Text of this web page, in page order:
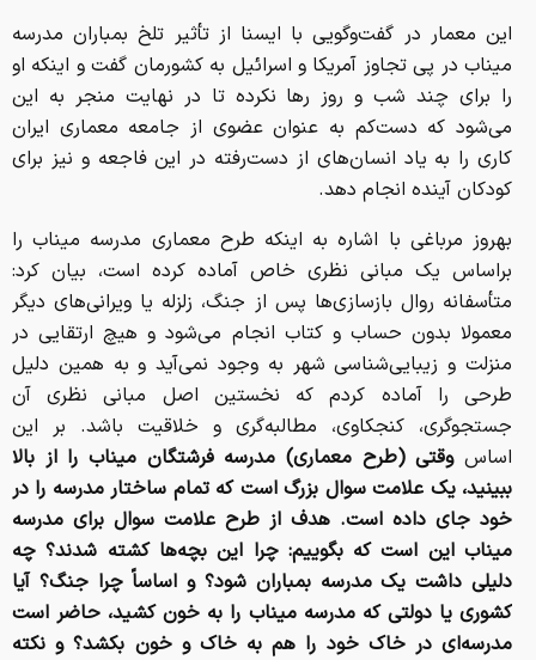
این معمار در گفت‌وگویی با ایسنا از تأثیر تلخ بمباران مدرسه
میناب در پی تجاوز آمریکا و اسرائیل به کشورمان گفت و اینکه او
را برای چند شب و روز رها نکرده تا در نهایت منجر به این
می‌شود که دست‌کم به عنوان عضوی از جامعه معماری ایران
کاری را به یاد انسان‌های از دست‌رفته در این فاجعه و نیز برای
کودکان آینده انجام دهد.
بهروز مرباغی با اشاره به اینکه طرح معماری مدرسه میناب را
براساس یک مبانی نظری خاص آماده کرده است، بیان کرد:
متأسفانه روال بازسازی‌ها پس از جنگ، زلزله یا ویرانی‌های دیگر
معمولا بدون حساب و کتاب انجام می‌شود و هیچ ارتقایی در
منزلت و زیبایی‌شناسی شهر به وجود نمی‌آید و به همین دلیل
طرحی را آماده کردم که نخستین اصل مبانی نظری آن
جستجوگری، کنجکاوی، مطالبه‌گری و خلاقیت باشد. بر این
اساسوقتی (طرح معماری) مدرسه فرشتگان میناب را از بالا
ببینید، یک علامت سوال بزرگ است که تمام ساختار مدرسه را در
خود جای داده است. هدف از طرح علامت سوال برای مدرسه
میناب این است که بگوییم: چرا این بچه‌ها کشته شدند؟ چه
دلیلی داشت یک مدرسه بمباران شود؟ و اساساً چرا جنگ؟ آیا
کشوری یا دولتی که مدرسه میناب را به خون کشید، حاضر است
مدرسه‌ای در خاک خود را هم به خاک و خون بکشد؟ و نکته‌